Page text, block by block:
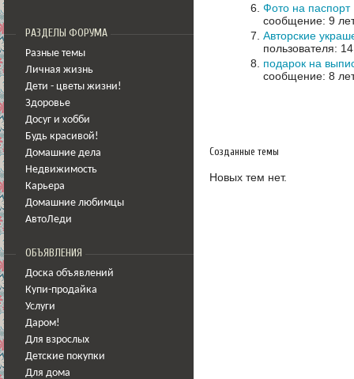
РАЗДЕЛЫ ФОРУМА
Разные темы
Личная жизнь
Дети - цветы жизни!
Здоровье
Досуг и хобби
Будь красивой!
Домашние дела
Недвижимость
Карьера
Домашние любимцы
АвтоЛеди
ОБЪЯВЛЕНИЯ
Доска объявлений
Купи-продайка
Услуги
Даром!
Для взрослых
Детские покупки
Для дома
Фото на паспорт
сообщение: 9
Авторские
пользователя:
подарок на
сообщение: 8
Созданные темы
Новых тем нет.